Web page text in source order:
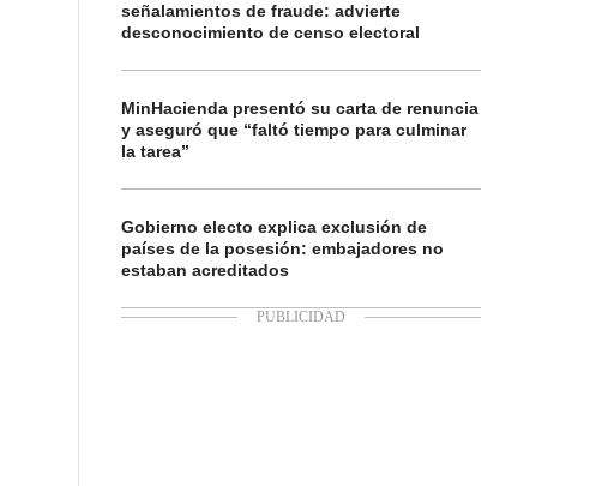
señalamientos de fraude: advierte
desconocimiento de censo electoral
MinHacienda presentó su carta de renuncia
y aseguró que “faltó tiempo para culminar
la tarea”
Gobierno electo explica exclusión de
países de la posesión: embajadores no
estaban acreditados